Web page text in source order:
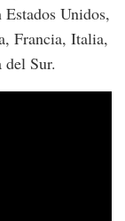
Unidos,
Francia, Italia,
Sur.